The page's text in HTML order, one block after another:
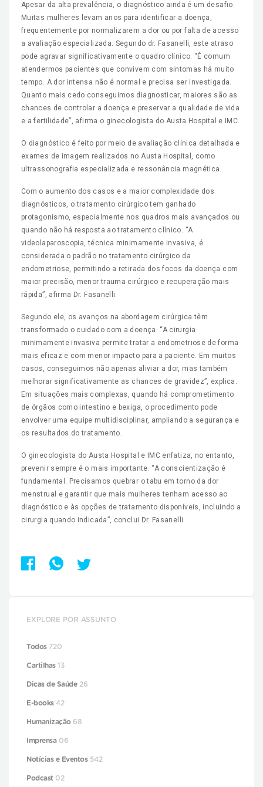
Apesar da alta prevalência, o diagnóstico ainda é um desafio.
Muitas mulheres levam anos para identificar a doença,
frequentemente por normalizarem a dor ou por falta de acesso
a avaliação especializada. Segundo dr. Fasanelli, este atraso
pode agravar significativamente o quadro clínico. “É comum
atendermos pacientes que convivem com sintomas há muito
tempo. A dor intensa não é normal e precisa ser investigada.
Quanto mais cedo conseguimos diagnosticar, maiores são as
chances de controlar a doença e preservar a qualidade de vida
e a fertilidade”, afirma o ginecologista do Austa Hospital e IMC.
O diagnóstico é feito por meio de avaliação clínica detalhada e
exames de imagem realizados no Austa Hospital, como
ultrassonografia especializada e ressonância magnética.
Com o aumento dos casos e a maior complexidade dos
diagnósticos, o tratamento cirúrgico tem ganhado
protagonismo, especialmente nos quadros mais avançados ou
quando não há resposta ao tratamento clínico. “A
videolaparoscopia, técnica minimamente invasiva, é
considerada o padrão no tratamento cirúrgico da
endometriose, permitindo a retirada dos focos da doença com
maior precisão, menor trauma cirúrgico e recuperação mais
rápida”, afirma Dr. Fasanelli.
Segundo ele, os avanços na abordagem cirúrgica têm
transformado o cuidado com a doença. “A cirurgia
minimamente invasiva permite tratar a endometriose de forma
mais eficaz e com menor impacto para a paciente. Em muitos
casos, conseguimos não apenas aliviar a dor, mas também
melhorar significativamente as chances de gravidez”, explica.
Em situações mais complexas, quando há comprometimento
de órgãos como intestino e bexiga, o procedimento pode
envolver uma equipe multidisciplinar, ampliando a segurança e
os resultados do tratamento.
O ginecologista do Austa Hospital e IMC enfatiza, no entanto,
prevenir sempre é o mais importante. “A conscientização é
fundamental. Precisamos quebrar o tabu em torno da dor
menstrual e garantir que mais mulheres tenham acesso ao
diagnóstico e às opções de tratamento disponíveis, incluindo a
cirurgia quando indicada”, conclui Dr. Fasanelli.
EXPLORE POR ASSUNTO
Todos 720
Cartilhas13
Dicas de Saúde 26
E-books 42
Humanização 68
Imprensa 06
Notícias e Eventos 542
Podcast 02